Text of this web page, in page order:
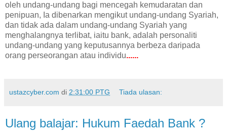
oleh undang-undang bagi mencegah kemudaratan dan
penipuan, Ia dibenarkan mengikut undang-undang Syariah,
dan tidak ada dalam undang-undang Syariah yang
menghalangnya terlibat, iaitu bank, adalah personaliti
undang-undang yang keputusannya berbeza daripada
orang perseorangan atau individu......
ustazcyber.com di 2:31:00 PTG Tiada ulasan:
Ulang balajar: Hukum Faedah Bank ?